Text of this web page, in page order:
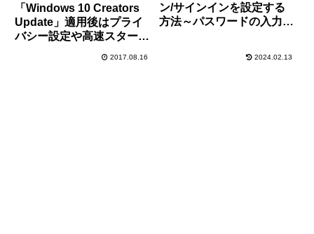
「Windows 10 Creators
Update」適用後はプライ
バシー設定や高速スタート
リセットされているかも？
2017.08.16
ン/サインインを設定する
方法～パスワードの入力を
2024.02.13